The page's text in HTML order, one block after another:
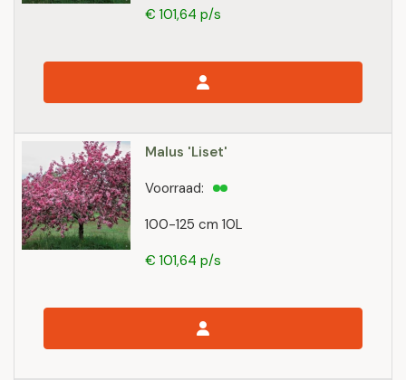
€ 101,64 p/s
Malus 'Liset'
100-125 cm 10L
Voorraad:
€ 101,64 p/s